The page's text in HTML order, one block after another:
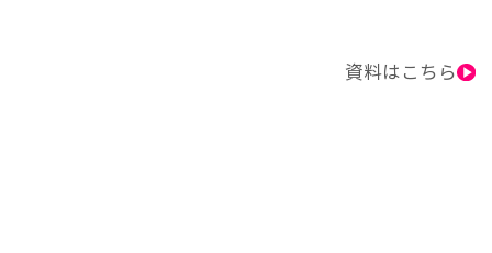
資料はこちら